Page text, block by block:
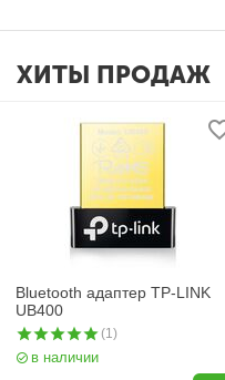
ХИТЫ ПРОДАЖ
Bluetooth адаптер TP-LINK
UB400
(1)
в наличии